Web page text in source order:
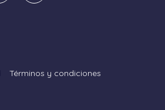
Términos y condiciones